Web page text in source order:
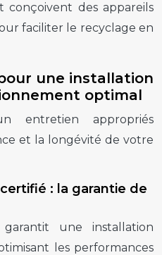
conçoivent des appareils
faciliter le recyclage en
une installation
optimal
entretien appropriés
et la longévité de votre
: la garantie de
une installation
les performances